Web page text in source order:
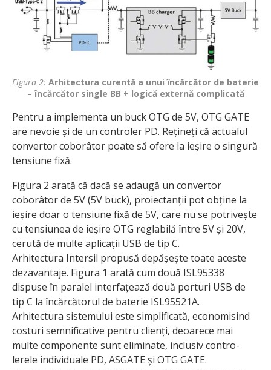
Figura 2: Arhitectura curentă a unui încărcător de baterie
– încărcător single BB + logică externă complicată
Pentru a implementa un buck OTG de 5V, OTG GATE
are nevoie și de un controler PD. Rețineți că actualul
convertor coborâtor poate să ofere la ieșire o singură
tensiune fixă.
Figura 2 arată că dacă se adaugă un convertor
coborâtor de 5V (5V buck), proiectanții pot obține la
ieșire doar o tensiune fixă de 5V, care nu se potrivește
cu tensiunea de ieșire OTG reglabilă între 5V și 20V,
cerută de multe aplicații USB de tip C.
Arhitectura Intersil propusă depășește toate aceste
dezavantaje. Figura 1 arată cum două ISL95338
dispuse în paralel interfațează două porturi USB de
tip C la încărcătorul de baterie ISL95521A.
Arhitectura sistemului este simplificată, economisind
costuri semnificative pentru clienți, deoarece mai
multe componente sunt eliminate, inclusiv contro­
lerele individuale PD, ASGATE și OTG GATE.